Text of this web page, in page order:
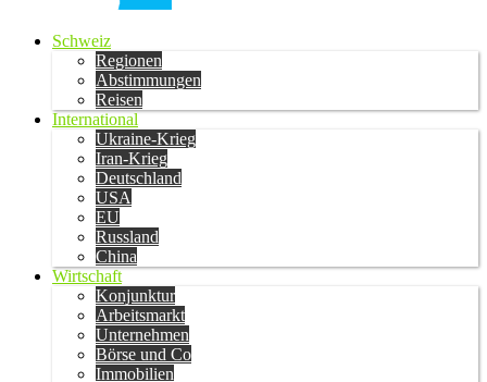
Schweiz
Regionen
Abstimmungen
Reisen
International
Ukraine-Krieg
Iran-Krieg
Deutschland
USA
EU
Russland
China
Wirtschaft
Konjunktur
Arbeitsmarkt
Unternehmen
Börse und Co
Immobilien